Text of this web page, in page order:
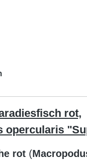
rot,
opercularis
rot (